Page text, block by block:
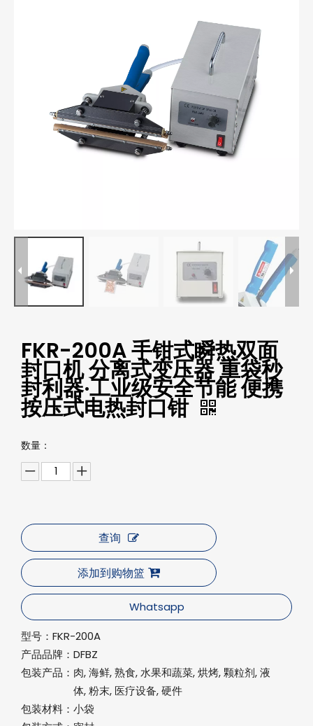
FKR-200A 手钳式瞬热双面
封口机 分离式变压器 重袋秒
封利器·工业级安全节能 便携
按压式电热封口钳
数量：
查询
添加到购物篮
Whatsapp
型号： FKR-200A
产品品牌： DFBZ
包装产品： 肉, 海鲜, 熟食, 水果和蔬菜, 烘烤, 颗粒剂, 液
体, 粉末, 医疗设备, 硬件
包装材料： 小袋